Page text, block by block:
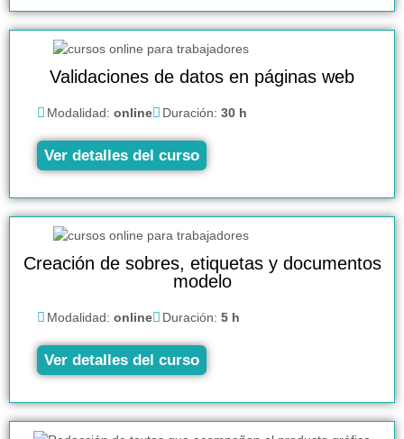
Validaciones de datos en páginas web
Modalidad: online Duración: 30 h
Ver detalles del curso
Creación de sobres, etiquetas y documentos
modelo
Modalidad: online Duración: 5 h
Ver detalles del curso